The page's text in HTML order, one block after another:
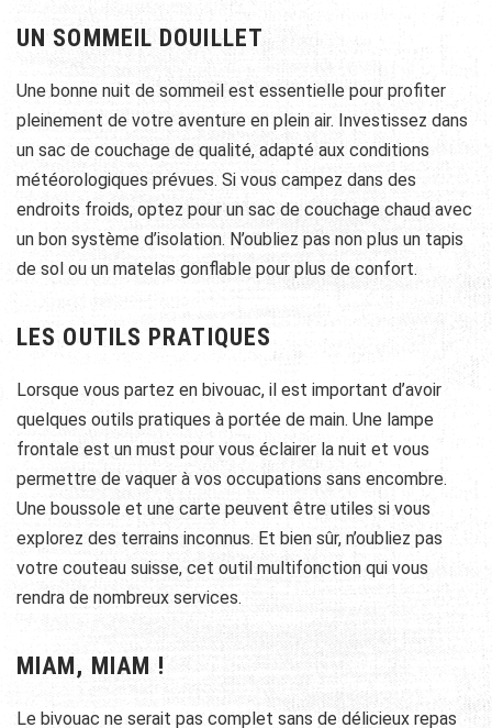
UN SOMMEIL DOUILLET
Une bonne nuit de sommeil est essentielle pour profiter
pleinement de votre aventure en plein air. Investissez dans
un sac de couchage de qualité, adapté aux conditions
météorologiques prévues. Si vous campez dans des
endroits froids, optez pour un sac de couchage chaud avec
un bon système d’isolation. N’oubliez pas non plus un tapis
de sol ou un matelas gonflable pour plus de confort.
LES OUTILS PRATIQUES
Lorsque vous partez en bivouac, il est important d’avoir
quelques outils pratiques à portée de main. Une lampe
frontale est un must pour vous éclairer la nuit et vous
permettre de vaquer à vos occupations sans encombre.
Une boussole et une carte peuvent être utiles si vous
explorez des terrains inconnus. Et bien sûr, n’oubliez pas
votre couteau suisse, cet outil multifonction qui vous
rendra de nombreux services.
MIAM, MIAM !
Le bivouac ne serait pas complet sans de délicieux repas